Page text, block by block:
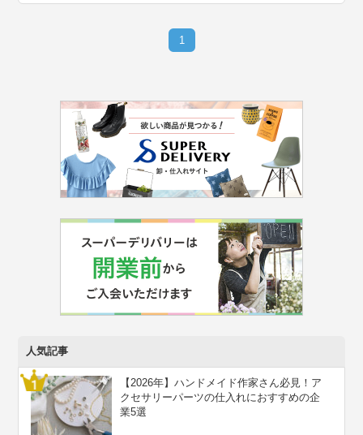
1
人気記事
【2026年】ハンドメイド作家さん必見！ア
クセサリーパーツの仕入れにおすすめの企
業5選